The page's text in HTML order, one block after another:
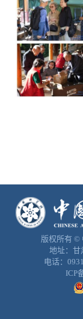
版权所有 ©
地址：
电话：
ICP